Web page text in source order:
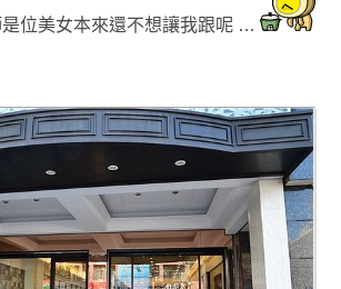
位美女本來還不想讓我跟呢 …